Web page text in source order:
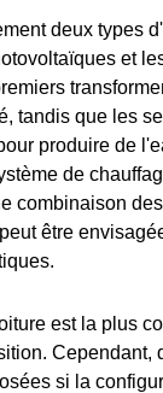
deux types
et
tandis que les
produire de
de
combinaison
être
est la plus
Cependant,
si la